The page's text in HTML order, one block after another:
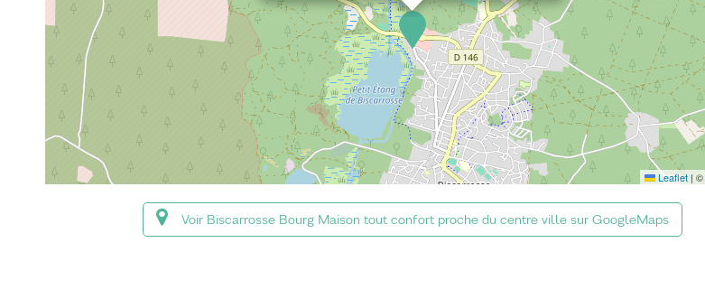
Leaflet | ©
Voir Biscarrosse Bourg Maison tout confort proche du centre ville sur GoogleMaps